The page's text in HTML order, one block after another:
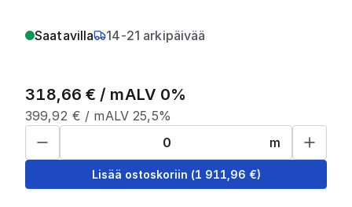
Saatavilla 14-21 arkipäivää
318,66 € / mALV 0%
399,92 € / mALV 25,5%
m
Lisää ostoskoriin (1 911,96 €)